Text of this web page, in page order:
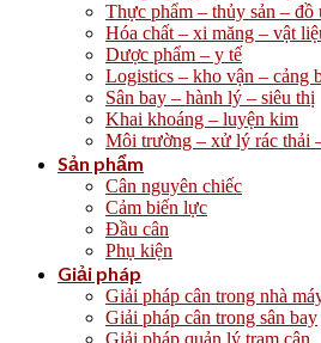
Thực phẩm – thủy sản – đồ
Hóa chất – xi măng – vật
Dược phẩm – y tế
Logistics – kho vận – cảng
Sân bay – hành lý – siêu thị
Khai khoáng – luyện kim
Môi trường – xử lý rác thải
Sản phẩm
Cân nguyên chiếc
Cảm biến lực
Đầu cân
Phụ kiện
Giải pháp
Giải pháp cân trong nhà
Giải pháp cân trong sân bay
Giải pháp quản lý trạm cân